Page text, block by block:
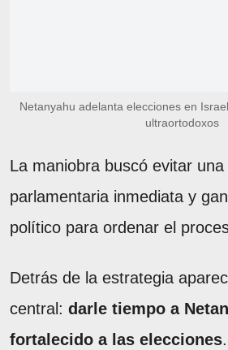
Netanyahu adelanta elecciones en
ultraortodoxos
La maniobra buscó evitar
parlamentaria inmediata y
político para ordenar el
Detrás de la estrategia
central: darle tiempo a
fortalecido a las elecciones.